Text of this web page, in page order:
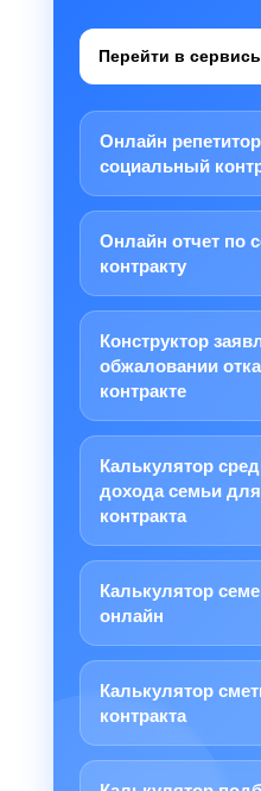
Перейти в
Онлайн
социальный
Онлайн отчет по
контракту
Конструктор
обжаловании
контракте
Калькулятор
дохода семьи
контракта
Калькулятор
онлайн
Калькулятор
контракта